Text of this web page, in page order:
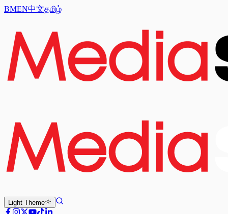
BMEN中文தமிழ்
Light Theme